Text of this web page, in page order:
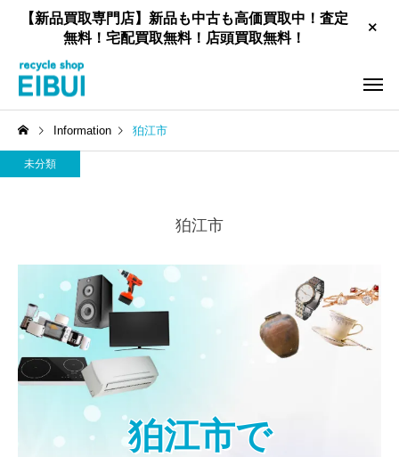
【新品買取専門店】新品も中古も高価買取中！査定
無料！宅配買取無料！店頭買取無料！
工具買取
家具買取
Information 狛江市
未分類
狛江市
狛江市で